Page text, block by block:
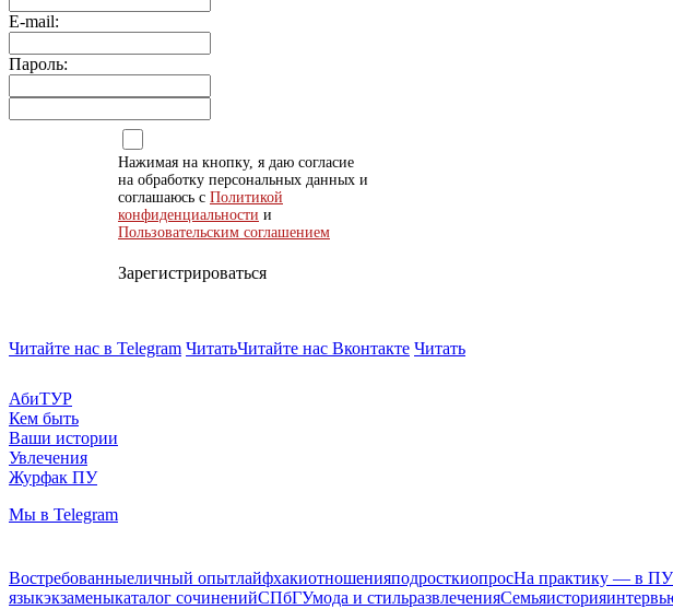
E-mail:
Пароль:
Нажимая на кнопку, я даю согласие
на обработку персональных данных и
соглашаюсь с Политикой
конфиденциальности и
Пользовательским соглашением
Зарегистрироваться
Читайте нас в Telegram ЧитатьЧитайте нас Вконтакте Читать
АбиТУР
Кем быть
Ваши истории
Увлечения
Журфак ПУ
Мы в Telegram
Востребованныеличный опытлайфхакиотношенияподросткиопросНа практику — в
языкэкзаменыкаталог сочиненийСПбГУмода и стильразвлеченияСемьяистория